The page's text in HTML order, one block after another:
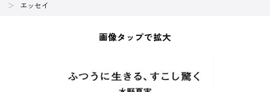
エッセイ
画像タップで拡大